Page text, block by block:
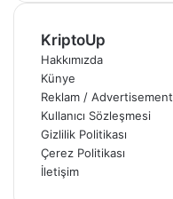
KriptoUp
Hakkımızda
Künye
Reklam / Advertisement
Kullanıcı Sözleşmesi
Gizlilik Politikası
Çerez Politikası
İletişim